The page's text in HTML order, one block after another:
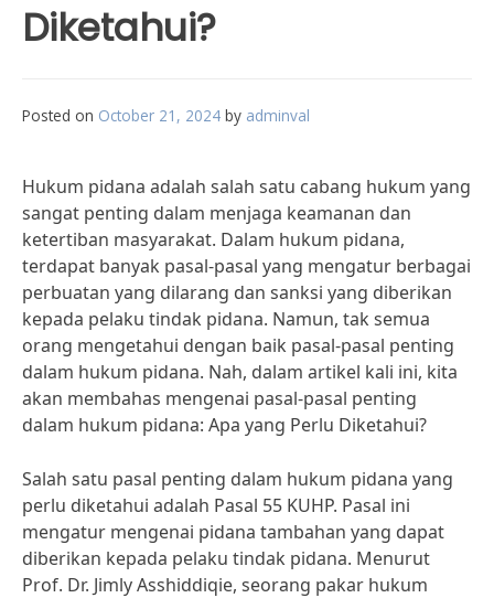
Diketahui?
Posted on October 21, 2024 by adminval
Hukum pidana adalah salah satu cabang hukum yang
sangat penting dalam menjaga keamanan dan
ketertiban masyarakat. Dalam hukum pidana,
terdapat banyak pasal-pasal yang mengatur berbagai
perbuatan yang dilarang dan sanksi yang diberikan
kepada pelaku tindak pidana. Namun, tak semua
orang mengetahui dengan baik pasal-pasal penting
dalam hukum pidana. Nah, dalam artikel kali ini, kita
akan membahas mengenai pasal-pasal penting
dalam hukum pidana: Apa yang Perlu Diketahui?
Salah satu pasal penting dalam hukum pidana yang
perlu diketahui adalah Pasal 55 KUHP. Pasal ini
mengatur mengenai pidana tambahan yang dapat
diberikan kepada pelaku tindak pidana. Menurut
Prof. Dr. Jimly Asshiddiqie, seorang pakar hukum